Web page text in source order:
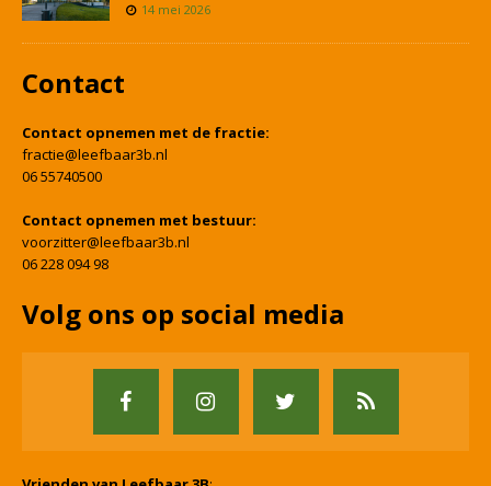
14 mei 2026
Contact
Contact opnemen met de fractie:
fractie@leefbaar3b.nl
06 55740500
Contact opnemen met bestuur:
voorzitter@leefbaar3b.nl
06 228 094 98
Volg ons op social media